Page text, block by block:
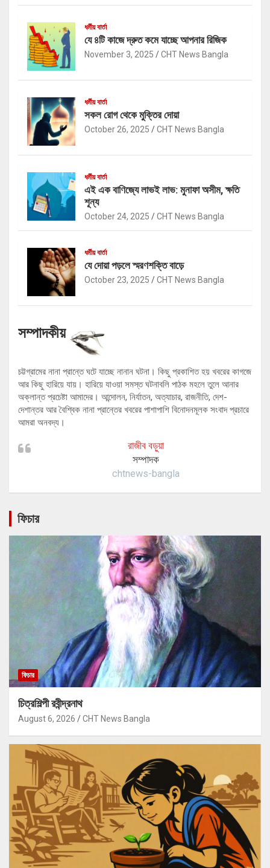
ধর্মীয় বার্তা
যে ৪টি কাজে দ্রুত কমে যাচ্ছে আপনার রিজিক
November 3, 2025 CHT News Bangla
ধর্মীয় বার্তা
সকল রোগ থেকে মুক্তির দোয়া
October 26, 2025 CHT News Bangla
ধর্মীয় বার্তা
এই এক বাণিজ্যে লাভই লাভ: মুনাফা অসীম, ক্ষতি
শূন্য
October 24, 2025 CHT News Bangla
ধর্মীয় বার্তা
যে দোয়া পড়লে স্মরণশক্তি বাড়ে
October 23, 2025 CHT News Bangla
সম্পাদকীয়
চট্টগ্রামের নানা প্রান্তে ঘটে যাচ্ছে নানান ঘটনা। কিছু প্রকাশিত হয় খবরের কাগজে
আর কিছু হারিয়ে যায়। হারিয়ে যাওয়া সমস্ত ঘটনাবলি পাঠক মহলে তুলে আনার
অক্লান্ত প্রচেষ্টা আমাদের। আন্দোলন, নির্যাতন, অত্যাচার, রাজনীতি, দেশ-
দেশান্তর আর বৈশ্বিক নানা প্রান্তের খবরের পাশাপাশি বিনোদনমূলক সংবাদ প্রচারে
আমরা অনবদ্য।
রাজীব বড়ুয়া
সম্পাদক
chtnews-bangla
ফিচার
ফিচার
চিত্রশিল্পী রবীন্দ্রনাথ
August 6, 2026 CHT News Bangla